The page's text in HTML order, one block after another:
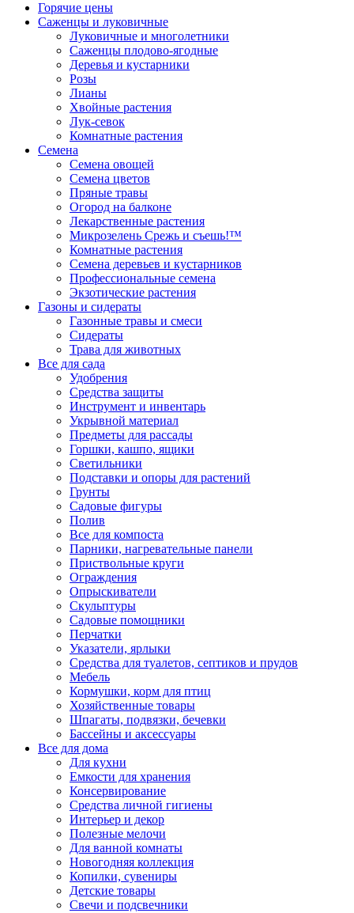
Горячие цены
Саженцы и луковичные
Луковичные и многолетники
Саженцы плодово-ягодные
Деревья и кустарники
Розы
Лианы
Хвойные растения
Лук-севок
Комнатные растения
Семена
Семена овощей
Семена цветов
Пряные травы
Огород на балконе
Лекарственные растения
Микрозелень Срежь и съешь!™
Комнатные растения
Семена деревьев и кустарников
Профессиональные семена
Экзотические растения
Газоны и сидераты
Газонные травы и смеси
Сидераты
Трава для животных
Все для сада
Удобрения
Средства защиты
Инструмент и инвентарь
Укрывной материал
Предметы для рассады
Горшки, кашпо, ящики
Светильники
Подставки и опоры для растений
Грунты
Садовые фигуры
Полив
Все для компоста
Парники, нагревательные панели
Приствольные круги
Ограждения
Опрыскиватели
Скульптуры
Садовые помощники
Перчатки
Указатели, ярлыки
Средства для туалетов, септиков и прудов
Мебель
Кормушки, корм для птиц
Хозяйственные товары
Шпагаты, подвязки, бечевки
Бассейны и аксессуары
Все для дома
Для кухни
Емкости для хранения
Консервирование
Средства личной гигиены
Интерьер и декор
Полезные мелочи
Для ванной комнаты
Новогодняя коллекция
Копилки, сувениры
Детские товары
Свечи и подсвечники